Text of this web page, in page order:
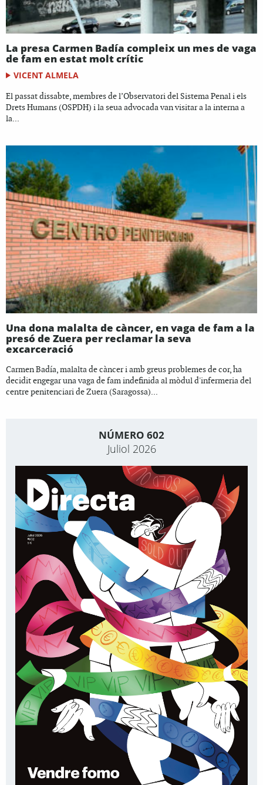
La presa Carmen Badía compleix un mes de vaga
de fam en estat molt crític
VICENT ALMELA
El passat dissabte, membres de l’Observatori del Sistema Penal i els
Drets Humans (OSPDH) i la seua advocada van visitar a la interna a
la...
Una dona malalta de càncer, en vaga de fam a la
presó de Zuera per reclamar la seva
excarceració
Carmen Badía, malalta de càncer i amb greus problemes de cor, ha
decidit engegar una vaga de fam indefinida al mòdul d'infermeria del
centre penitenciari de Zuera (Saragossa)...
NÚMERO 602
Juliol 2026